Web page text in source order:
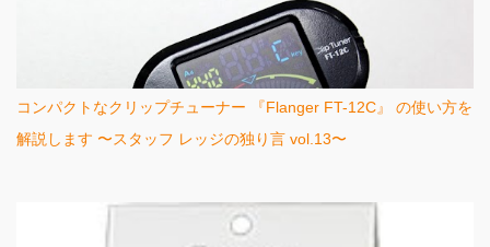
コンパクトなクリップチューナー 『Flanger FT-12C』 の使い方を
解説します 〜スタッフ レッジの独り言 vol.13〜